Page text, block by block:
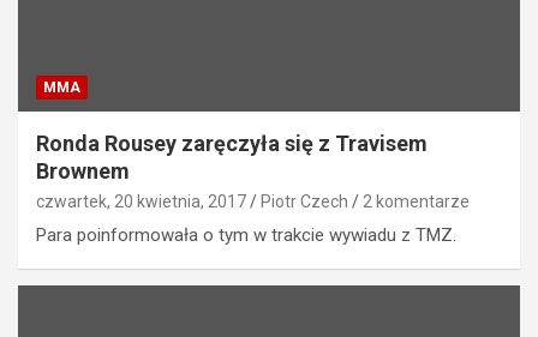
MMA
Ronda Rousey zaręczyła się z Travisem
Brownem
czwartek, 20 kwietnia, 2017 Piotr Czech 2 komentarze
Para poinformowała o tym w trakcie wywiadu z TMZ.